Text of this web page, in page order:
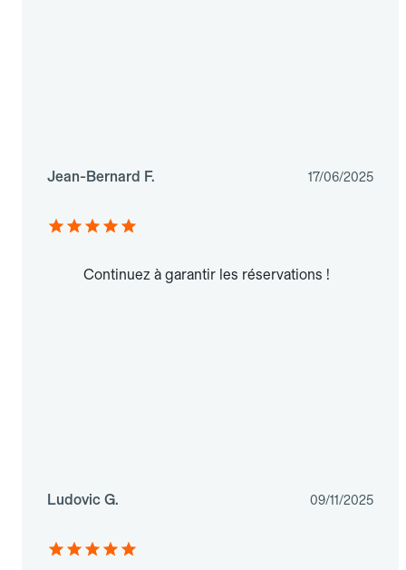
Jean-Bernard F. 17/06/2025
Continuez à garantir les réservations !
Ludovic G. 09/11/2025